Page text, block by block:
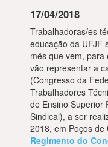
17/04/2018
Trabalhadoras/es
educação da UFJF
mês que vem,
vão representar a
(Congresso da
Trabalhadores
de Ensino Superior
Sindical), a ser
2018, em Poços de
Regimento do